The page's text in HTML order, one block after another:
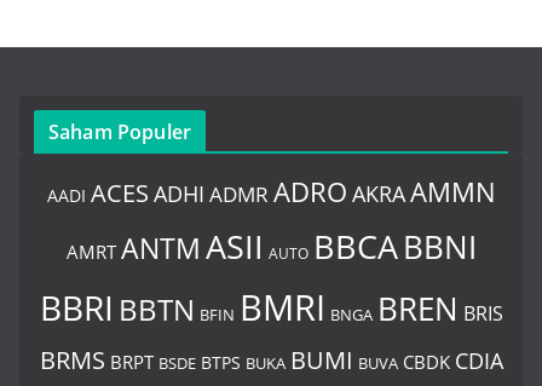
Saham Populer
AADI ACES ADHI ADMR ADRO AKRAAMMN
AMRT ANTMASII AUTO BBCABBNI
BBRI BBTN BFIN BMRI BNGA BREN BRIS
BRMS BRPT BSDE BTPS BUKA BUMI BUVA CBDK CDIA